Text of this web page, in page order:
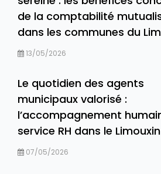
de la comptabilité
dans les communes du
13/05/2026
Le quotidien des agents
municipaux valorisé :
l’accompagnement
service RH dans le Limouxin
07/05/2026